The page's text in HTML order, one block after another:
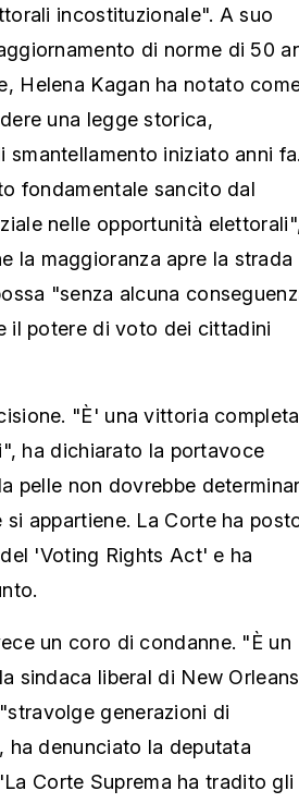
incostituzionale". A suo
di norme di 50
Helena Kagan ha notato
una legge storica,
iniziato anni fa.
fondamentale sancito dal
nelle opportunità
la maggioranza apre la strada
"senza alcuna
il potere di voto dei cittadini
"È' una vittoria
ha dichiarato la portavoce
pelle non dovrebbe
appartiene. La Corte ha
'Voting Rights Act' e ha
un coro di condanne. "È un
sindaca liberal di New
generazioni di
denunciato la deputata
Corte Suprema ha tradito gli